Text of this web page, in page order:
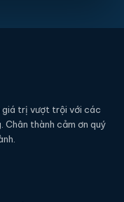
giá trị vượt trội với các
Chân thành cảm ơn quý